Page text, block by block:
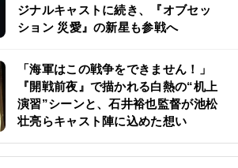
ジナルキャストに続き、『オブセッ
ション 災愛』の新星も参戦へ
「海軍はこの戦争をできません！」
『開戦前夜』で描かれる白熱の“机上
演習”シーンと、石井裕也監督が池松
壮亮らキャスト陣に込めた想い